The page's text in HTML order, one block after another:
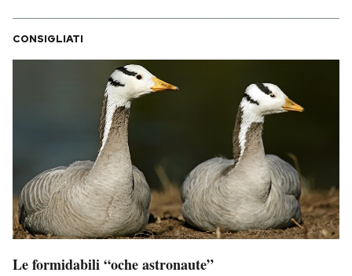
CONSIGLIATI
Le formidabili “oche astronaute”